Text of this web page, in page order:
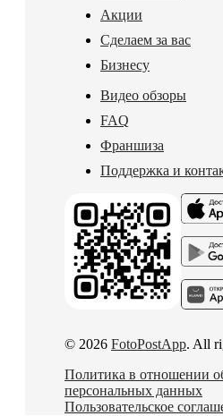
Акции
Сделаем за вас
Бизнесу
Видео обзоры
FAQ
Франшиза
Поддержка и
© 2026 FotoPostApp. All
Политика в отношении
персональных данных
Пользовательское